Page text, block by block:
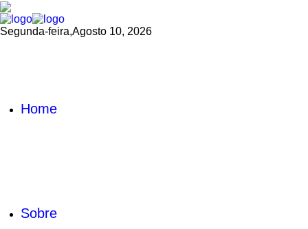
Segunda-feira,Agosto 10, 2026
Home
Sobre